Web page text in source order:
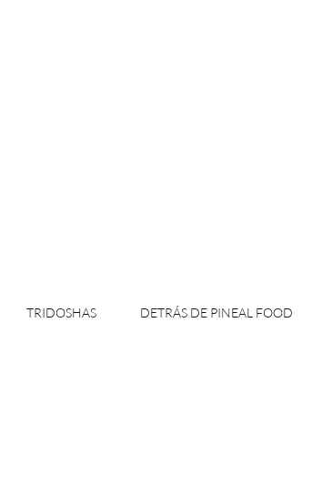
TRIDOSHAS DETRÁS DE PINEAL FOOD